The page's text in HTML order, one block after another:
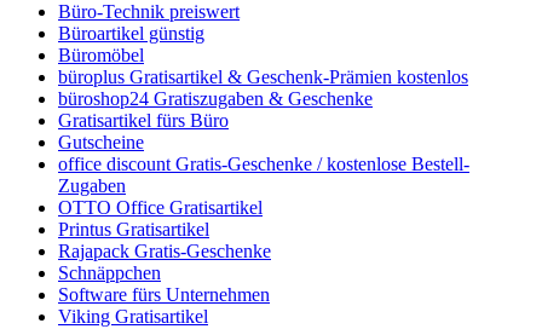
Büro-Technik preiswert
Büroartikel günstig
Büromöbel
büroplus Gratisartikel & Geschenk-Prämien kostenlos
büroshop24 Gratiszugaben & Geschenke
Gratisartikel fürs Büro
Gutscheine
office discount Gratis-Geschenke / kostenlose Bestell-
Zugaben
OTTO Office Gratisartikel
Printus Gratisartikel
Rajapack Gratis-Geschenke
Schnäppchen
Software fürs Unternehmen
Viking Gratisartikel